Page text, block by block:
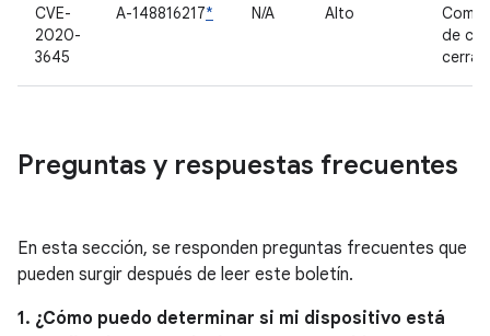
CVE-
2020-
3645
A-148816217* N/A Alto
de
Preguntas y respuestas frecuentes
En esta sección, se responden preguntas frecuentes que
pueden surgir después de leer este boletín.
1. ¿Cómo puedo determinar si mi dispositivo está